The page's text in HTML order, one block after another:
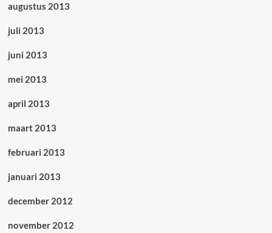
augustus 2013
juli 2013
juni 2013
mei 2013
april 2013
maart 2013
februari 2013
januari 2013
december 2012
november 2012